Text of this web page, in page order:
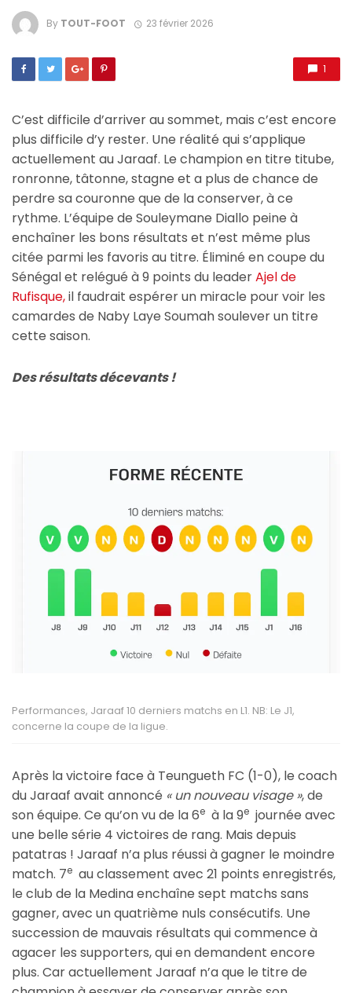
By TOUT-FOOT 23 février 2026
1
C’est difficile d’arriver au sommet, mais c’est encore
plus difficile d’y rester. Une réalité qui s’applique
actuellement au Jaraaf. Le champion en titre titube,
ronronne, tâtonne, stagne et a plus de chance de
perdre sa couronne que de la conserver, à ce
rythme. L’équipe de Souleymane Diallo peine à
enchaîner les bons résultats et n’est même plus
citée parmi les favoris au titre. Éliminé en coupe du
Sénégal et relégué à 9 points du leaderAjel de
Rufisque,il faudrait espérer un miracle pour voir les
camardes de Naby Laye Soumah soulever un titre
cette saison.
Des résultats décevants !
Performances, Jaraaf 10 derniers matchs en L1. NB: Le J1,
concerne la coupe de la ligue.
Après la victoire face à Teungueth FC (1-0), le coach
du Jaraaf avait annoncé « un nouveau visage », de
son équipe. Ce qu’on vu de la 6e à la 9e journée avec
une belle série 4 victoires de rang. Mais depuis
patatras ! Jaraaf n’a plus réussi à gagner le moindre
match. 7e au classement avec 21 points enregistrés,
le club de la Medina enchaîne sept matchs sans
gagner, avec un quatrième nuls consécutifs. Une
succession de mauvais résultats qui commence à
agacer les supporters, qui en demandent encore
plus. Car actuellement Jaraaf n’a que le titre de